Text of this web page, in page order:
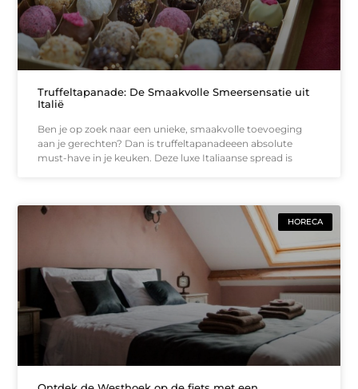
Truffeltapanade: De Smaakvolle Smeersensatie uit
Italië
Ben je op zoek naar een unieke, smaakvolle toevoeging
aan je gerechten? Dan is truffeltapanadeeen absolute
must-have in je keuken. Deze luxe Italiaanse spread is
HORECA